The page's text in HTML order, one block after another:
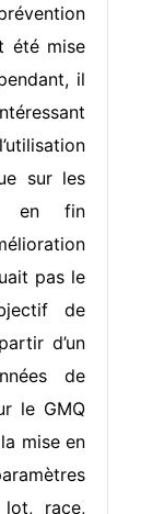
été mise
il
sur les
en fin
pas le
de
d’un
de
le GMQ
mise en
lot, race,